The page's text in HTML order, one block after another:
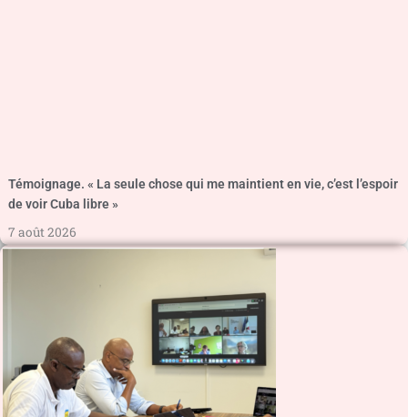
Témoignage. « La seule chose qui me maintient en vie, c’est l’espoir
de voir Cuba libre »
7 août 2026